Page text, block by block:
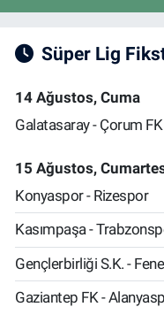
Süper Lig
14 Ağustos, Cuma
Galatasaray - Çorum FK
15 Ağustos,
Konyaspor - Rizespor
Kasımpaşa -
Gençlerbirliği S.K. -
Gaziantep FK -